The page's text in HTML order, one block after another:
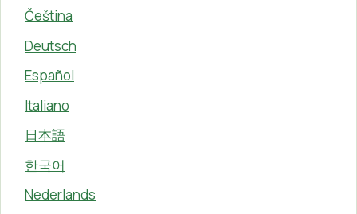
Čeština
Deutsch
Español
Italiano
日本語
한국어
Nederlands